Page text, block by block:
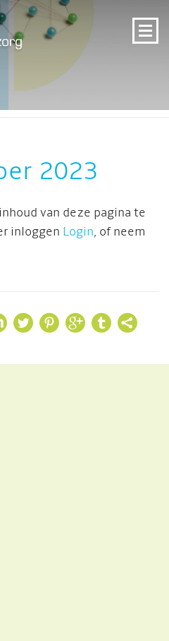
2023
van deze pagina te
inloggen Login, of neem
    